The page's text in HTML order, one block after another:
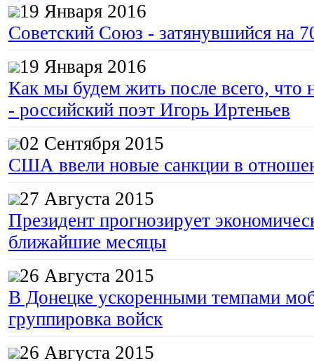
19 Января 2016
Советский Союз - затянувшийся на
19 Января 2016
Как мы будем жить после всего, что
- российский поэт Игорь Иртеньев
02 Сентября 2015
США ввели новые санкции в
27 Августа 2015
Президент прогнозирует
ближайшие месяцы
26 Августа 2015
В Донецке ускоренными темпами
группировка войск
26 Августа 2015